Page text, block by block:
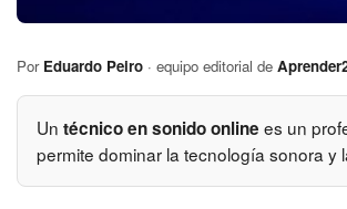
Por Eduardo Peiro · equipo editorial de
Un técnico en sonido online es un
permite dominar la tecnología sonora